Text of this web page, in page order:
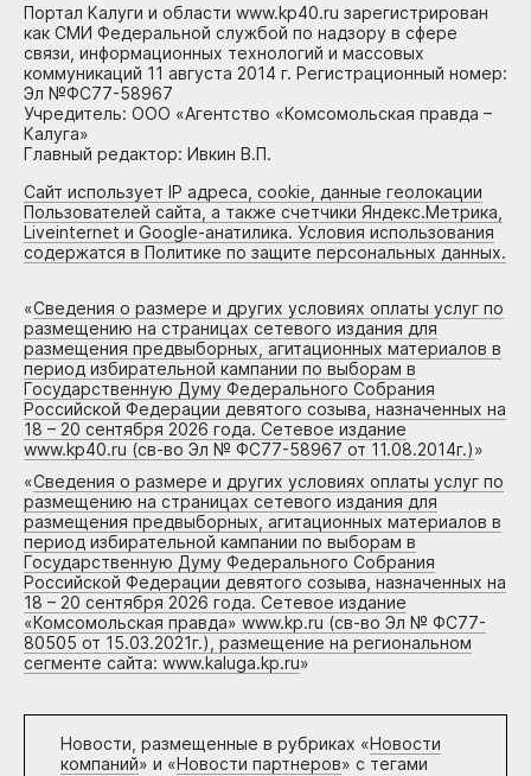
Портал Калуги и области www.kp40.ru зарегистрирован
как СМИ Федеральной службой по надзору в сфере
связи, информационных технологий и массовых
коммуникаций 11 августа 2014 г. Регистрационный номер:
Эл №ФС77-58967
Учредитель: ООО «Агентство «Комсомольская правда –
Калуга»
Главный редактор: Ивкин В.П.
Сайт использует IP адреса, cookie, данные геолокации
Пользователей сайта, а также счетчики Яндекс.Метрика,
Liveinternet и Google-анатилика. Условия использования
содержатся в Политике по защите персональных данных.
«Сведения о размере и других условиях оплаты услуг по
размещению на страницах сетевого издания для
размещения предвыборных, агитационных материалов в
период избирательной кампании по выборам в
Государственную Думу Федерального Собрания
Российской Федерации девятого созыва, назначенных на
18 – 20 сентября 2026 года. Сетевое издание
www.kp40.ru (св-во Эл № ФС77-58967 от 11.08.2014г.)»
«Сведения о размере и других условиях оплаты услуг по
размещению на страницах сетевого издания для
размещения предвыборных, агитационных материалов в
период избирательной кампании по выборам в
Государственную Думу Федерального Собрания
Российской Федерации девятого созыва, назначенных на
18 – 20 сентября 2026 года. Сетевое издание
«Комсомольская правда» www.kp.ru (св-во Эл № ФС77-
80505 от 15.03.2021г.), размещение на региональном
сегменте сайта: www.kaluga.kp.ru»
Новости, размещенные в рубриках «Новости
компаний» и «Новости партнеров» с тегами